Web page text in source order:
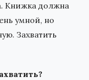
Книжка должна
умной, но
Захватить